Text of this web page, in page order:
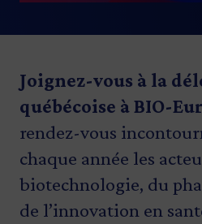
Joignez-vous à la
québécoise à BIO-
rendez-vous
chaque année les
biotechnologie, du
de l’innovation en